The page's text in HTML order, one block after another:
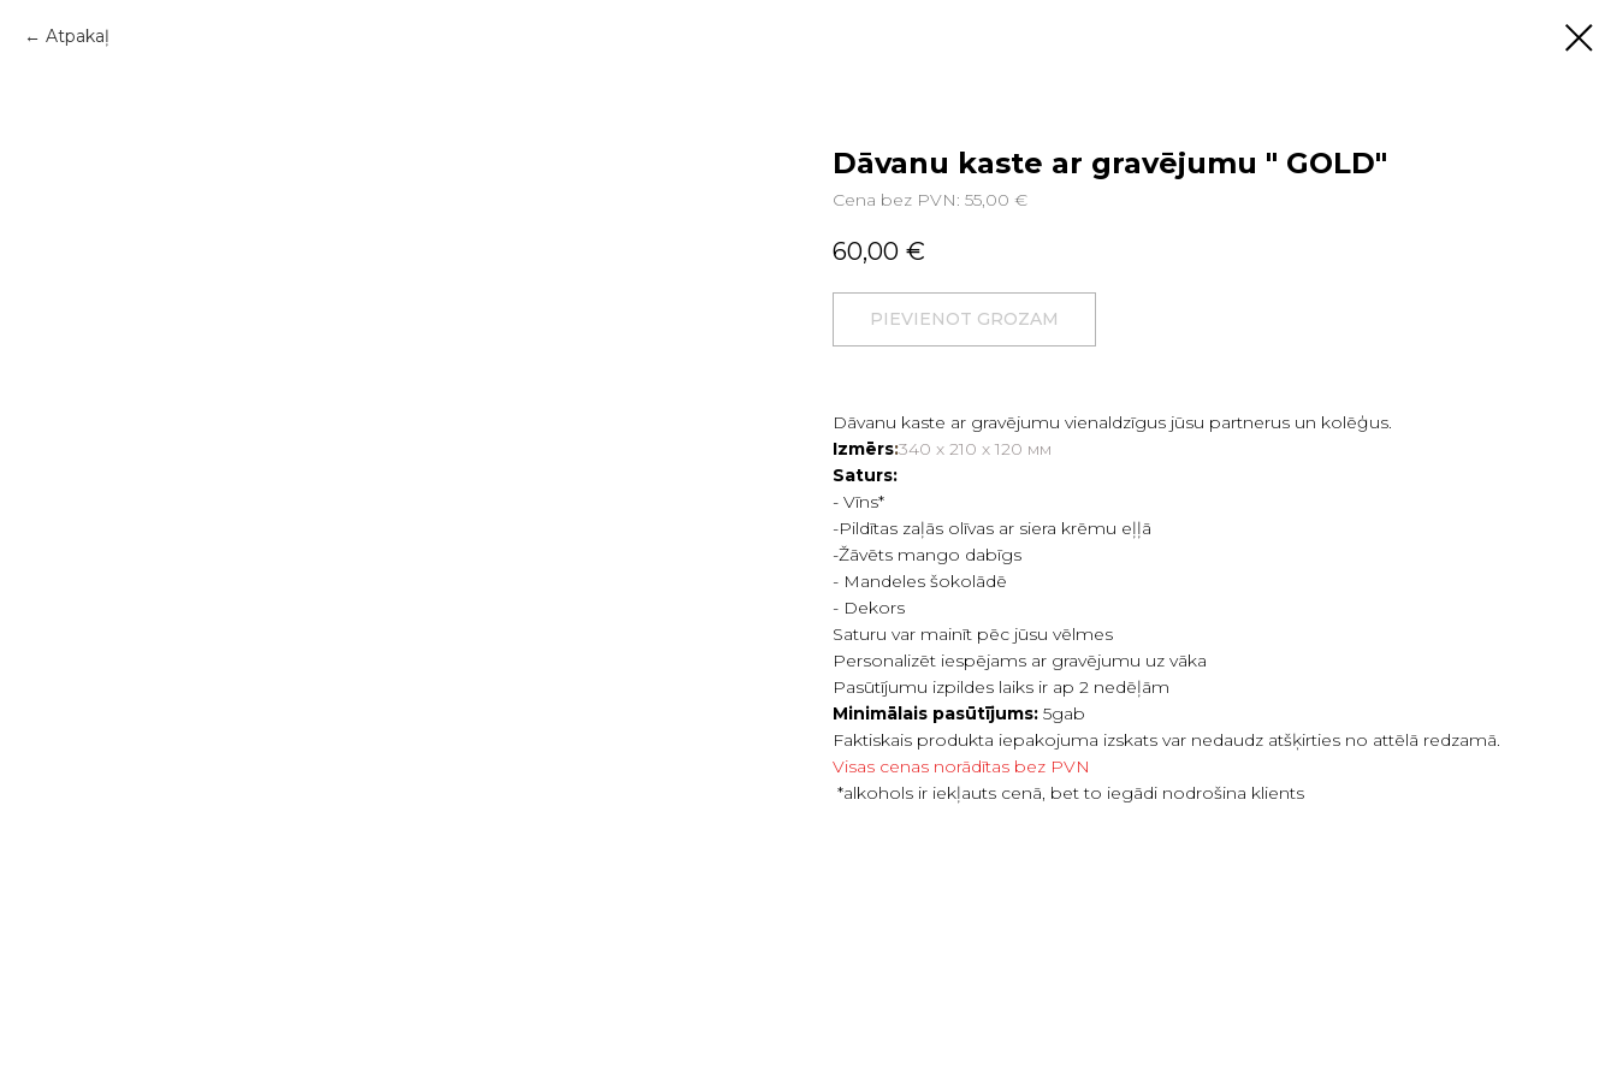
Atpakaļ
Dāvanu kaste ar gravējumu " GOLD"
Cena bez PVN: 55,00 €
60,00 €
PIEVIENOT GROZAM
Dāvanu kaste ar gravējumu vienaldzīgus jūsu partnerus un kolēģus.
Izmērs:340 х 210 х 120 мм
Saturs:
- Vīns*
-Pildītas zaļās olīvas ar siera krēmu eļļā
-Žāvēts mango dabīgs
- Mandeles šokolādē
- Dekors
Saturu var mainīt pēc jūsu vēlmes
Personalizēt iespējams ar gravējumu uz vāka
Pasūtījumu izpildes laiks ir ap 2 nedēļām
Minimālais pasūtījums: 5gab
Faktiskais produkta iepakojuma izskats var nedaudz atšķirties no attēlā redzamā.
Visas cenas norādītas bez PVN
*alkohols ir iekļauts cenā, bet to iegādi nodrošina klients